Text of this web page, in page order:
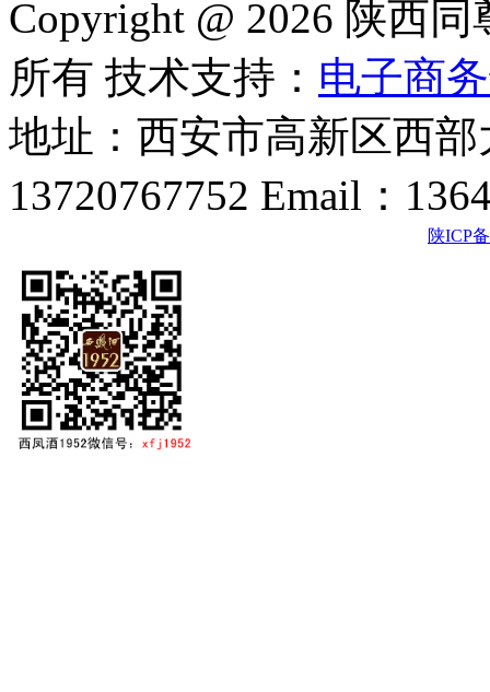
Copyright @ 2026 陕西
所有 技术支持： 电子商
地址：西安市高新区西
13720767752 Email：
陕ICP